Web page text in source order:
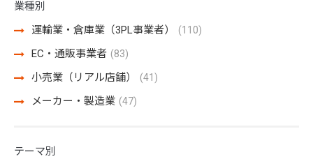
業種別
運輸業・倉庫業（3PL事業者）
(110)
EC・通販事業者 (83)
小売業（リアル店舗） (41)
メーカー・製造業 (47)
テーマ別